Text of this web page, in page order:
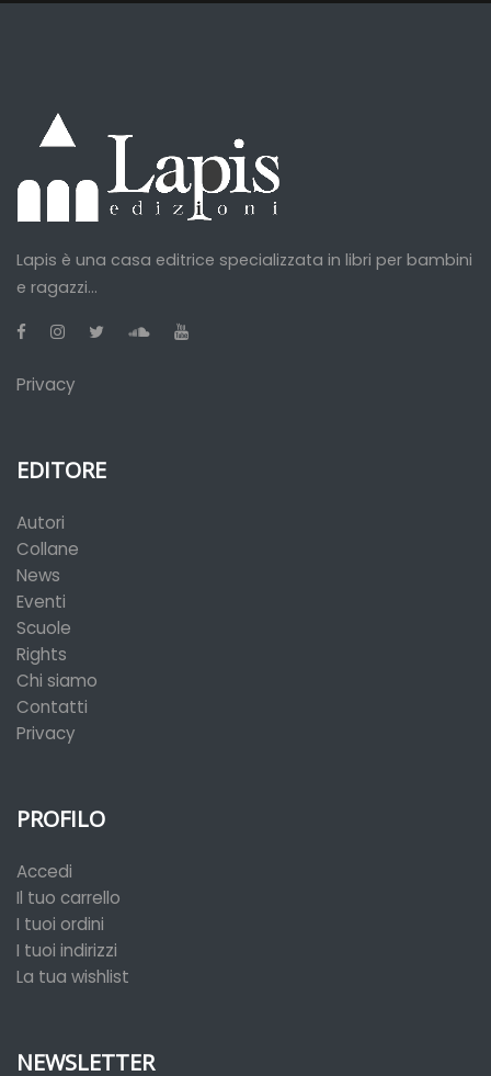
Lapis è una casa editrice specializzata in libri per bambini
e ragazzi...
Privacy
EDITORE
Autori
Collane
News
Eventi
Scuole
Rights
Chi siamo
Contatti
Privacy
PROFILO
Accedi
Il tuo carrello
I tuoi ordini
I tuoi indirizzi
La tua wishlist
NEWSLETTER